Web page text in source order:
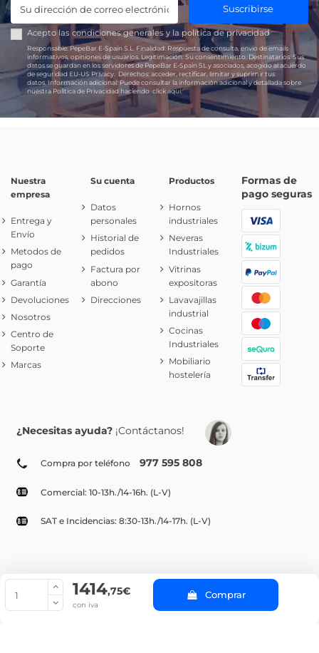
1414,75€
con iva
Comprar
Suscribirse
Acepto las condiciones generales y lapolítica de privacidad
Responsable:PepeBar E-Spain S.L. Finalidad: Respuesta de consulta, envío de emails
informativos, opiniones de usuarios. Legitimación: Su consentimiento. Destinatarios:Sus
datos se guardan en los servidores de PepeBar E-Spain SL y asociados, acogido al acuerdo
de seguridad EU-US Privacy. Derechos: acceder, rectificar, limitar y suprimir tus
datos.Información adicional:Puede consultar la información adicional y detallada sobre
nuestra Política de Privacidad haciendoclick aquí.
Nuestra
empresa
Entrega y
Envío
Metodos de
pago
Garantía
Devoluciones
Nosotros
Centro de
Soporte
Marcas
Su cuenta
Datos
personales
Historial de
pedidos
Factura por
abono
Direcciones
Productos
Hornos
industriales
Neveras
Industriales
Vitrinas
expositoras
Lavavajillas
industrial
Cocinas
Industriales
Mobiliario
hostelería
Formas de
pago seguras
¿Necesitas ayuda? ¡Contáctanos!
Compra por teléfono 977 595 808
Comercial: 10-13h./14-16h. (L-V)
SAT e Incidencias: 8:30-13h./14-17h. (L-V)
© Copyright 2022 PepeBar.com |
Aviso legal y
Condiciones generales de compra |